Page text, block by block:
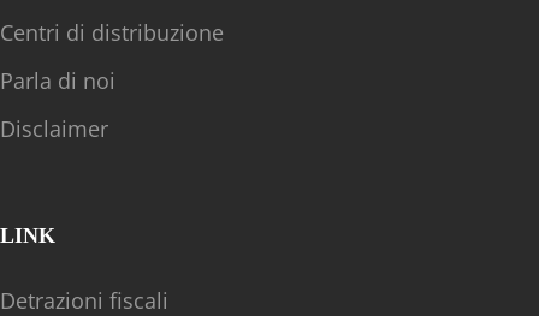
Centri di distribuzione
Parla di noi
Disclaimer
LINK
Detrazioni fiscali